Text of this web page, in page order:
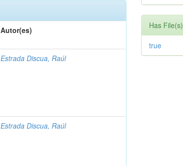
Autor(es)
Estrada Discua, Raúl
Estrada Discua, Raúl
Has File(s)
true